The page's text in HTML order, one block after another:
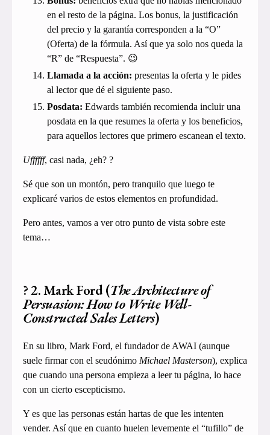
en el resto de la página. Los bonus, la justificación
del precio y la garantía corresponden a la “O”
(Oferta) de la fórmula. Así que ya solo nos queda la
“R” de “Respuesta”. 😉
Llamada a la acción: presentas la oferta y le pides
al lector que dé el siguiente paso.
Posdata: Edwards también recomienda incluir una
posdata en la que resumes la oferta y los beneficios,
para aquellos lectores que primero escanean el texto.
Uffffff, casi nada, ¿eh? ?
Sé que son un montón, pero tranquilo que luego te
explicaré varios de estos elementos en profundidad.
Pero antes, vamos a ver otro punto de vista sobre este
tema…
? 2. Mark Ford (The Architecture of
Persuasion: How to Write Well-
Constructed Sales Letters)
En su libro, Mark Ford, el fundador de AWAI (aunque
suele firmar con el seudónimo Michael Masterson), explica
que cuando una persona empieza a leer tu página, lo hace
con un cierto escepticismo.
Y es que las personas están hartas de que les intenten
vender. Así que en cuanto huelen levemente el “tufillo” de